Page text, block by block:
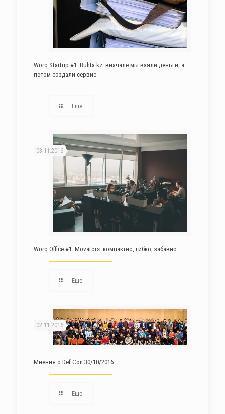
Worq Startup #1. Buhta.kz: вначале мы взяли деньги, а
потом создали сервис
Еще
03.11.2016
Worq Office #1. Movators: компактно, гибко, забавно
Еще
02.11.2016
Мнения о Def Con 30/10/2016
Еще